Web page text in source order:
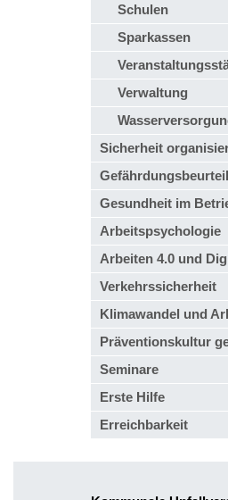
Schulen
Sparkassen
Verwaltung
Sicherheit
Gesundheit im
Arbeitspsychologie
Arbeiten 4.0 und
Verkehrssicherheit
Klimawandel und
Präventionskultur
Seminare
Erste Hilfe
Erreichbarkeit